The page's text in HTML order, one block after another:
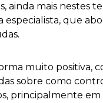
ainda mais nestes
especialista, que
muito positiva,
sobre como
principalmente